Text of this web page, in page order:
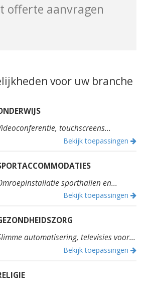
offerte aanvragen
voor uw branche
touchscreens...
Bekijk toepassingen
sporthallen en...
Bekijk toepassingen
automatisering, televisies voor...
Bekijk toepassingen